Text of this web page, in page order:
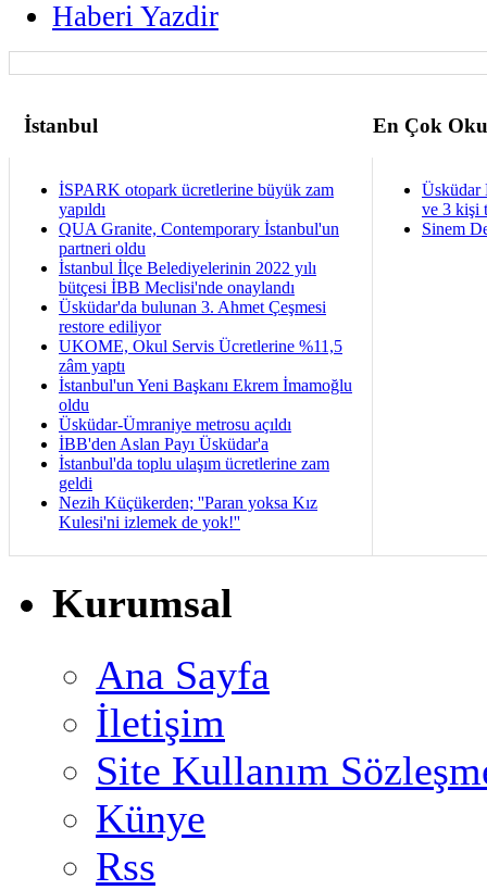
Haberi Yazdir
İstanbul En Çok
İSPARK otopark ücretlerine büyük zam
yapıldı
QUA Granite, Contemporary İstanbul'un
partneri oldu
İstanbul İlçe Belediyelerinin 2022 yılı
bütçesi İBB Meclisi'nde onaylandı
Üsküdar'da bulunan 3. Ahmet Çeşmesi
restore ediliyor
UKOME, Okul Servis Ücretlerine %11,5
zâm yaptı
İstanbul'un Yeni Başkanı Ekrem İmamoğlu
oldu
Üsküdar-Ümraniye metrosu açıldı
İBB'den Aslan Payı Üsküdar'a
İstanbul'da toplu ulaşım ücretlerine zam
geldi
Nezih Küçükerden; ''Paran yoksa Kız
Kulesi'ni izlemek de yok!''
Üsküdar
ve 3 kişi
Sinem
Kurumsal
Ana Sayfa
İletişim
Site Kullanım
Künye
Rss